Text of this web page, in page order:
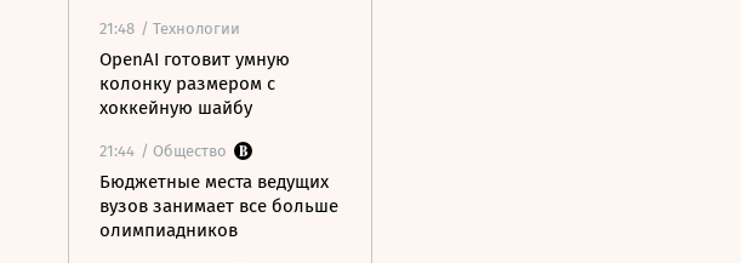
21:48 / Технологии
OpenAI готовит умную
колонку размером с
хоккейную шайбу
21:44 / Общество
Бюджетные места ведущих
вузов занимает все больше
олимпиадников